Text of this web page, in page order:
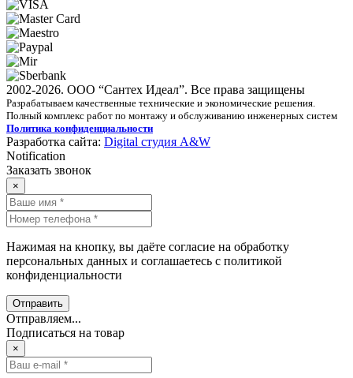
2002-2026. ООО “Сантех Идеал”. Все права защищены
Разрабатываем качественные технические и экономические решения.
Полный комплекс работ по монтажу и обслуживанию инженерных систем
Политика конфиденциальности
Разработка сайта: Digital студия A&W
Notification
Заказать звонок
×
Нажимая на кнопку, вы даёте согласие на обработку
персональных данных и соглашаетесь с политикой
конфиденциальности
Отправить
Отправляем...
Подписаться на товар
×